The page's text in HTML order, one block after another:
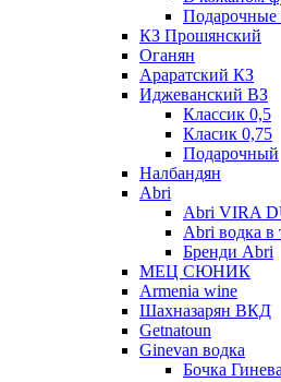
Подарочные
КЗ Прошянский
Оганян
Араратский КЗ
Иджеванский ВЗ
Классик 0,5
Класик 0,75
Подарочный
Налбандян
Abri
Abri VIRA
Abri водка в
Бренди Abri
МЕЦ СЮНИК
Armenia wine
Шахназарян ВКД
Getnatoun
Ginevan водка
Бочка